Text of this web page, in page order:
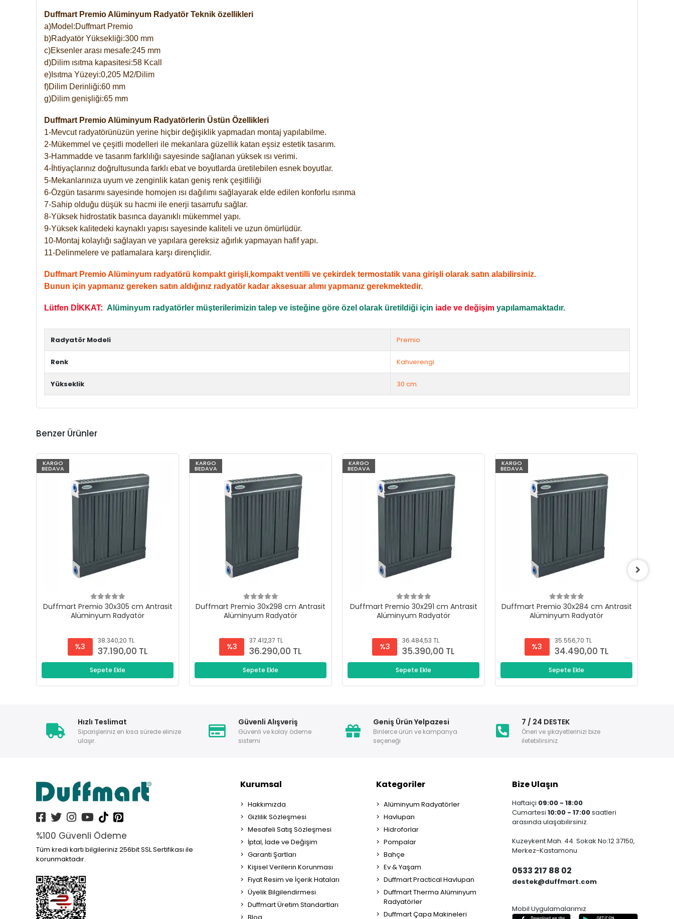
Duffmart Premio Alüminyum Radyatör Teknik özellikleri
a)Model:Duffmart Premio
b)Radyatör Yüksekliği:300 mm
c)Eksenler arası mesafe:245 mm
d)Dilim ısıtma kapasitesi:58 Kcall
e)Isıtma Yüzeyi:0,205 M2/Dilim
f)Dilim Derinliği:60 mm
g)Dilim genişliği:65 mm
Duffmart Premio Alüminyum Radyatörlerin Üstün Özellikleri
1-Mevcut radyatörünüzün yerine hiçbir değişiklik yapmadan montaj yapılabilme.
2-Mükemmel ve çeşitli modelleri ile mekanlara güzellik katan eşsiz estetik tasarım.
3-Hammadde ve tasarım farklılığı sayesinde sağlanan yüksek ısı verimi.
4-İhtiyaçlarınız doğrultusunda farklı ebat ve boyutlarda üretilebilen esnek boyutlar.
5-Mekanlarınıza uyum ve zenginlik katan geniş renk çeşitliliği
6-Özgün tasarımı sayesinde homojen ısı dağılımı sağlayarak elde edilen konforlu ısınma
7-Sahip olduğu düşük su hacmi ile enerji tasarrufu sağlar.
8-Yüksek hidrostatik basınca dayanıklı mükemmel yapı.
9-Yüksek kalitedeki kaynaklı yapısı sayesinde kaliteli ve uzun ömürlüdür.
10-Montaj kolaylığı sağlayan ve yapılara gereksiz ağırlık yapmayan hafif yapı.
11-Delinmelere ve patlamalara karşı dirençlidir.
Duffmart Premio Alüminyum radyatörü kompakt girişli,kompakt ventilli ve çekirdek termostatik vana girişli olarak satın alabilirsiniz.
Bunun için yapmanız gereken satın aldığınız radyatör kadar aksesuar alımı yapmanız gerekmektedir.
Lütfen DİKKAT: Alüminyum radyatörler müşterilerimizin talep ve isteğine göre özel olarak üretildiği için iade ve değişim yapılamamaktadır.
Radyatör Modeli Premio
Renk Kahverengi
Yükseklik 30 cm.
Benzer Ürünler
KARGO
BEDAVA
Duffmart Premio 30x305 cm Antrasit
Alüminyum Radyatör
%3
38.340,20 TL
37.190,00 TL
Sepete Ekle
KARGO
BEDAVA
Duffmart Premio 30x298 cm Antrasit
Alüminyum Radyatör
%3
37.412,37 TL
36.290,00 TL
Sepete Ekle
KARGO
BEDAVA
Duffmart Premio 30x291 cm Antrasit
Alüminyum Radyatör
%3
36.484,53 TL
35.390,00 TL
Sepete Ekle
KARGO
BEDAVA
Duffmart Premio 30x284 cm Antrasit
Alüminyum Radyatör
%3
35.556,70 TL
34.490,00 TL
Sepete Ekle
Hızlı Teslimat
Siparişleriniz en kısa sürede elinize
ulaşır.
Güvenli Alışveriş
Güvenli ve kolay ödeme
sistemi
Geniş Ürün Yelpazesi
Binlerce ürün ve kampanya
seçeneği
7 / 24 DESTEK
Öneri ve şikayetlerinizi bize
iletebilirsiniz.
%100 Güvenli Ödeme
Tüm kredi kartı bilgileriniz 256bit SSL Sertifikası ile
korunmaktadır.
Kurumsal
Hakkımızda
Gizlilik Sözleşmesi
Mesafeli Satış Sözleşmesi
İptal, İade ve Değişim
Garanti Şartları
Kişisel Verilerin Korunması
Fiyat Resim ve İçerik Hataları
Üyelik Bilgilendirmesi
Duffmart Üretim Standartları
Kategoriler
Alüminyum Radyatörler
Havlupan
Hidroforlar
Pompalar
Bahçe
Ev & Yaşam
Duffmart Practical Havlupan
Duffmart Therma Alüminyum
Radyatörler
Duffmart Çapa Makineleri
Bize Ulaşın
Haftaiçi 09:00 - 18:00
Cumartesi 10:00 - 17:00saatleri
arasında ulaşabilirsiniz.
Kuzeykent Mah. 44. Sokak No:12 37150,
Merkez-Kastamonu
0533 217 88 02
destek@duffmart.com
Mobil Uygulamalarımız